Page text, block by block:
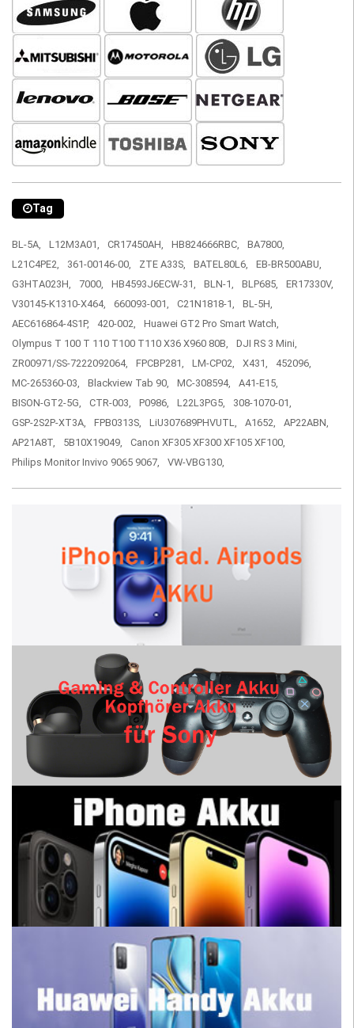
Tag
BL-5A, L12M3A01, CR17450AH, HB824666RBC,
BA7800,
L21C4PE2,
361-00146-00, ZTE A33S, BATEL80L6,
EB-BR500ABU,
G3HTA023H,
7000, HB4593J6ECW-31, BLN-1, BLP685,
ER17330V,
V30145-K1310-X464,
660093-001, C21N1818-1,
BL-5H,
AEC616864-4S1P,
420-002,
Huawei GT2 Pro Smart Watch,
Olympus T 100 T 110 T100 T110 X36 X960 80B,
DJI RS 3 Mini,
ZR00971/SS-7222092064,
FPCBP281, LM-CP02, X431,
452096,
MC-265360-03,
Blackview Tab 90, MC-308594,
A41-E15,
BISON-GT2-5G,
CTR-003, P0986, L22L3PG5,
308-1070-01,
GSP-2S2P-XT3A,
FPB0313S, LiU307689PHVUTL, A1652,
AP22ABN,
AP21A8T,
5B10X19049,
Canon XF305 XF300 XF105 XF100,
Philips Monitor Invivo 9065 9067,
VW-VBG130,